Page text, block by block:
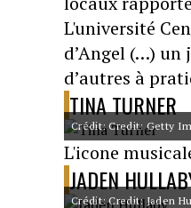
L'université
d’Angel (…)
d’autres à
TINA TURNER
Crédit: Credit: Getty
L'icone
JADEN
Crédit: Credit: Jaden